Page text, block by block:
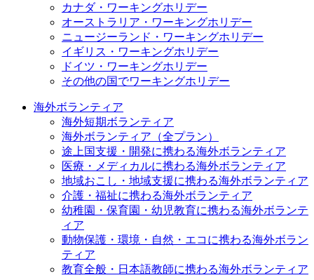
カナダ・ワーキングホリデー
オーストラリア・ワーキングホリデー
ニュージーランド・ワーキングホリデー
イギリス・ワーキングホリデー
ドイツ・ワーキングホリデー
その他の国でワーキングホリデー
海外ボランティア
海外短期ボランティア
海外ボランティア（全プラン）
途上国支援・開発に携わる海外ボランティア
医療・メディカルに携わる海外ボランティア
地域おこし・地域支援に携わる海外ボランティア
介護・福祉に携わる海外ボランティア
幼稚園・保育園・幼児教育に携わる海外ボランテ
ィア
動物保護・環境・自然・エコに携わる海外ボラン
ティア
教育全般・日本語教師に携わる海外ボランティア